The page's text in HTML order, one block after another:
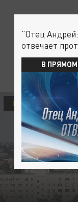
ОБЩЕСТВО
"Отец
отвечает
В